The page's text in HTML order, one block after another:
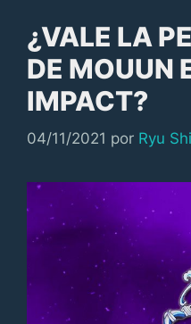
¿VALE LA
DE MOUUN
IMPACT?
04/11/2021 por Ryu